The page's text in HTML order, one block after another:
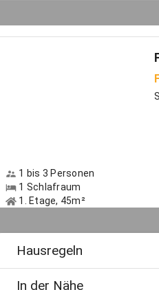
unserem lauschigen
Grillplatz direkt neben unserem
mit Seeblick erleben Sie
eigentlich nicht - nur bewusste
Herrenalm mit dem urigen
500 Jahren seit ihrer ersten
Sommerweide. Ob Durstlöscher,
begleiten wir die almtypischen
Bergradler.
Highlights in der Umgebung
1 bis 3 Personen
1 Schlafraum
1. Etage, 45m²
Hausregeln
In der Nähe